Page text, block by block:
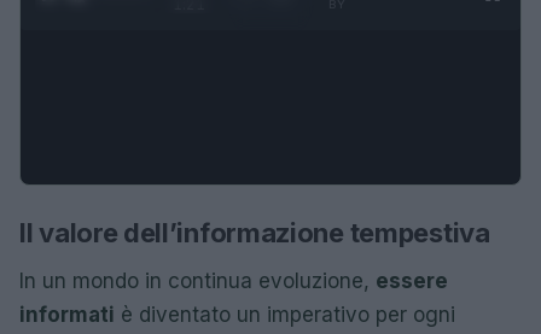
Il valore dell’informazione tempestiva
In un mondo in continua evoluzione, essere
informati è diventato un imperativo per ogni